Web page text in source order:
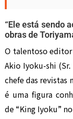
“Ele está sendo
obras de
O talentoso editor
Akio Iyoku-shi
chefe das revistas
é uma figura
de “King Iyoku”